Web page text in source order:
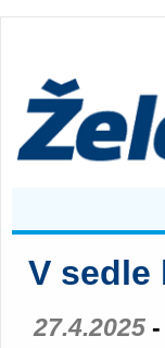
V sedle
27.4.2025